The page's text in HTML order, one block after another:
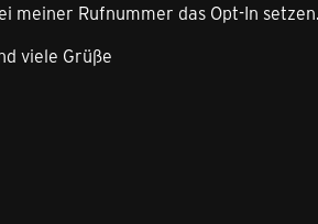
meiner Rufnummer das Opt-In
viele Grüße